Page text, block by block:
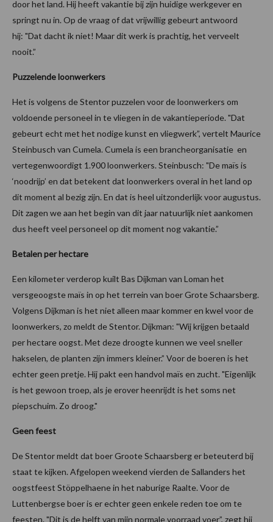
door het land. Hij heeft vakantie bij zijn huidige werkgever en
springt nu in. Op de vraag of dat vrijwillig gebeurt antwoord
hij: "Dat dacht ik niet! Maar dit werk is prachtig, het verveelt
nooit.”
Puzzelende loonwerkers
Het is volgens de Stentor puzzelen voor de loonwerkers om
voldoende personeel in te vliegen in de vakantieperiode. "Dat
gebeurt echt met het nodige kunst en vliegwerk”, vertelt Maurice
Steinbusch van Cumela. Cumela is een brancheorganisatie en
vertegenwoordigt 1.900 loonwerkers. Steinbusch: "De maïs is
‘noodrijp’ en dat betekent dat loonwerkers overal in het land op
dit moment al bezig zijn. En dat is heel uitzonderlijk voor augustus.
Dit zagen we aan het begin van dit jaar natuurlijk niet aankomen
dus heeft veel personeel op dit moment nog vakantie.”
Betalen per hectare
Een kilometer verderop kuilt Bas Dijkman van Loman het
versgeoogste maïs in op het terrein van boer Grote Schaarsberg.
Volgens Dijkman is het niet alleen maar kommer en kwel voor de
loonwerkers, zo meldt de Stentor. Dijkman: "Wij krijgen betaald
per hectare oogst. Met deze droogte kunnen we veel sneller
hakselen, de planten zijn immers kleiner.” Voor de boeren is het
echter geen pretje. Hij pakt een handvol maïs en zucht. "Eigenlijk
is het gewoon troep, als je erover heenrijdt is het soms net
piepschuim. Zo droog."
Geen feest
De Stentor meldt dat boer Groote Schaarsberg er beteuterd bij
staat te kijken. Afgelopen weekend vierden de Sallanders het
oogstfeest Stöppelhaene in het naburige Raalte. Voor de
Luttenbergse boer is er echter geen enkele reden toe om te
feesten. "Dit is de helft van mijn normale voorraad voer”, zegt hij